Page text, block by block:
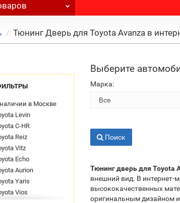
Тюнинг Дверь для Toyota Avanza в
в Москве
Levin
C-HR
Reiz
Vitz
Echo
Aurion
Yaris
Vios
Выберите
Марка:
Поиск
Тюнинг дверь для Toyota
внешний вид. В интернет-
высококачественных
оригинальным дизайном